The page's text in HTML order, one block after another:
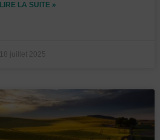
LIRE LA SUITE »
18 juillet 2025